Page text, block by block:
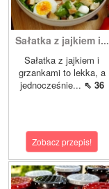
Sałatka z jajkiem i...
Sałatka z jajkiem i
grzankami to lekka, a
jednocześnie... ⇖ 36
Zobacz przepis!